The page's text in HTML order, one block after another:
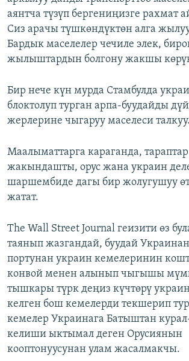
аянтча түзүп бергениңизге рахмат
Сиз арачы түшкөндүктөн алга
Бардык маселелер чечиле элек,
жылыштардын болгону жакшы
Бир нече күн мурда Стамбулда
блоктолуп турган арпа-буудайды
жерлерине чыгаруу маселеси
Маалыматтарга караганда,
жакындашты, орус жана украин
шаршембиде дагы бир жолугушуу
жатат.
The Wall Street Journal геизити өз
таянып жазгандай, буудай
портунан украин кемелеринин
конвой менен алынып чыгышы
тышкары түрк деңиз күчтөрү
келген бош кемелерди текшерип
кемелер Украинага Батыштан
келиши ыктымал деген Орусиянын
кооптонуусунан улам жасалмакчы.